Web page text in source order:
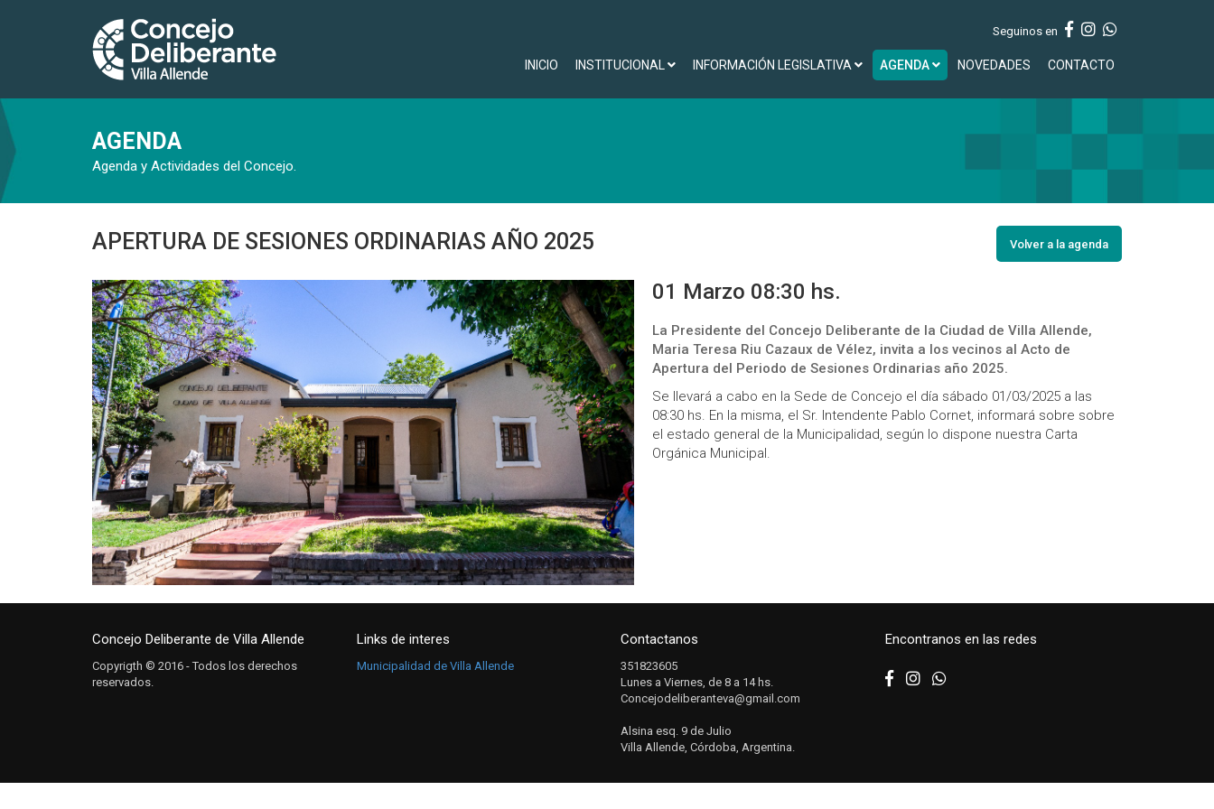
Seguinos en
INICIO INSTITUCIONAL INFORMACIÓN LEGISLATIVA AGENDA NOVEDADES CONTACTO
AGENDA
Agenda y Actividades del Concejo.
APERTURA DE SESIONES ORDINARIAS AÑO 2025 Volver a la agenda
01 Marzo 08:30 hs.
La Presidente del Concejo Deliberante de la Ciudad de Villa Allende,
Maria Teresa Riu Cazaux de Vélez, invita a los vecinos al Acto de
Apertura del Periodo de Sesiones Ordinarias año 2025.
Se llevará a cabo en la Sede de Concejo el día sábado 01/03/2025 a las
08:30 hs. En la misma, el Sr. Intendente Pablo Cornet, informará sobre sobre
el estado general de la Municipalidad, según lo dispone nuestra Carta
Orgánica Municipal.
Concejo Deliberante de Villa Allende
Copyrigth © 2016 - Todos los derechos
reservados.
Links de interes
Municipalidad de Villa Allende
Contactanos
351823605
Lunes a Viernes, de 8 a 14 hs.
Concejodeliberanteva@gmail.com
Alsina esq. 9 de Julio
Villa Allende, Córdoba, Argentina.
Encontranos en las redes